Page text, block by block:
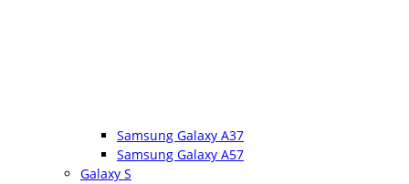
Samsung Galaxy A37
Samsung Galaxy A57
Galaxy S